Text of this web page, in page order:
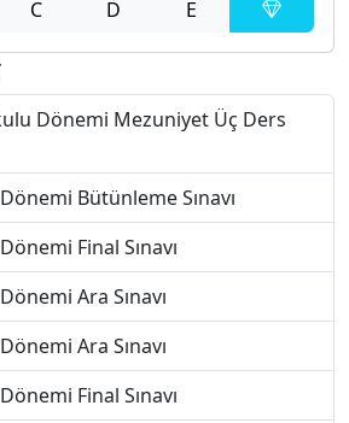
C D E
Dönemi Mezuniyet Üç Ders
Bütünleme Sınavı
Final Sınavı
Ara Sınavı
Ara Sınavı
Final Sınavı